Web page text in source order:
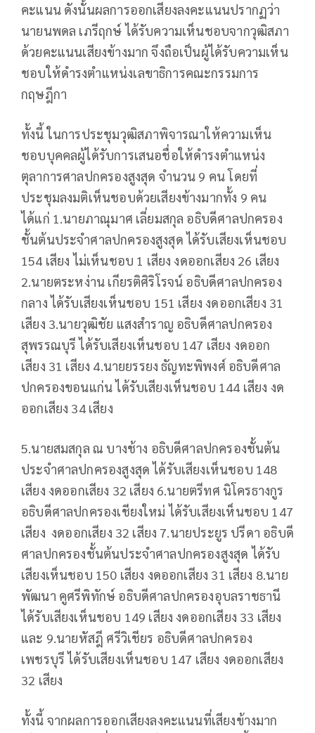
คะแนน ดังนั้นผลการออกเสียงลงคะแนนปรากฏว่า
นายนพดล เภรีฤกษ์ ได้รับความเห็นชอบจากวุฒิสภา
ด้วยคะแนนเสียงข้างมาก จึงถือเป็นผู้ได้รับความเห็น
ชอบให้ดำรงตำแหน่งเลขาธิการคณะกรรมการ
กฤษฎีกา
ทั้งนี้ ในการประชุมวุฒิสภาพิจารณาให้ความเห็น
ชอบบุคคลผู้ได้รับการเสนอชื่อให้ดำรงตำแหน่ง
ตุลาการศาลปกครองสูงสุด จำนวน 9 คน โดยที่
ประชุมลงมติเห็นชอบด้วยเสียงข้างมากทั้ง 9 คน
ได้แก่ 1.นายภาณุมาศ เลี่ยมสกุล อธิบดีศาลปกครอง
ชั้นต้นประจำศาลปกครองสูงสุด ได้รับเสียงเห็นชอบ
154 เสียง ไม่เห็นชอบ 1 เสียง งดออกเสียง 26 เสียง
2.นายตระหง่าน เกียรติศิริโรจน์ อธิบดีศาลปกครอง
กลาง ได้รับเสียงเห็นชอบ 151 เสียง งดออกเสียง 31
เสียง 3.นายวุฒิชัย แสงสำราญ อธิบดีศาลปกครอง
สุพรรณบุรี ได้รับเสียงเห็นชอบ 147 เสียง งดออก
เสียง 31 เสียง 4.นายยรรยง ธัญทะพิพงศ์ อธิบดีศาล
ปกครองขอนแก่น ได้รับเสียงเห็นชอบ 144 เสียง งด
ออกเสียง 34 เสียง
5.นายสมสกุล ณ บางช้าง อธิบดีศาลปกครองชั้นต้น
ประจำศาลปกครองสูงสุด ได้รับเสียงเห็นชอบ 148
เสียง งดออกเสียง 32 เสียง 6.นายตรีทศ นิโครธางกูร
อธิบดีศาลปกครองเชียงใหม่ ได้รับเสียงเห็นชอบ 147
เสียง งดออกเสียง 32 เสียง 7.นายประยูร ปรีดา อธิบดี
ศาลปกครองชั้นต้นประจำศาลปกครองสูงสุด ได้รับ
เสียงเห็นชอบ 150 เสียง งดออกเสียง 31 เสียง 8.นาย
พัฒนา คูศรีพิทักษ์ อธิบดีศาลปกครองอุบลราชธานี
ได้รับเสียงเห็นชอบ 149 เสียง งดออกเสียง 33 เสียง
และ 9.นายหัสฎี ศรีวิเชียร อธิบดีศาลปกครอง
เพชรบุรี ได้รับเสียงเห็นชอบ 147 เสียง งดออกเสียง
32 เสียง
ทั้งนี้ จากผลการออกเสียงลงคะแนนที่เสียงข้างมาก